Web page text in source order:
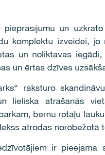
un
komplektu izveidei,
un noliktavas
un ērtas dzīves
raksturo
lieliska atrašanās
bērnu rotaļu
atrodas
ir pieejama